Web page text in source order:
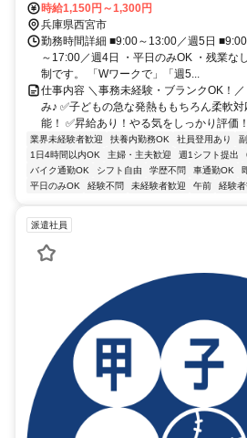
阪急夙川駅から車で15分
時給1,150円～1,300円
兵庫県西宮市
勤務時間詳細 ■9:00～13:00／週5日
～17:00／週4日 ・平日のみOK ・残業な
制です。 「Wワークで」「週5...
仕事内容 ＼事務未経験・ブランクOK！
み♪ ✅子どもの急な発熱ももちろん柔軟
能！ ✅昇給あり！やる気をしっかり評価
業界未経験者歓迎 扶養内勤務OK 社員登用あり
1日4時間以内OK
主婦・主夫歓迎 週1シフト提出
バイク通勤OK
シフト自由 学歴不問 車通勤OK
平日のみOK
経験不問 未経験者歓迎 午前 経験
派遣社員